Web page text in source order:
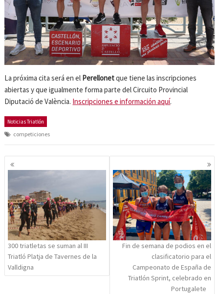
La próxima cita será en el Perellonetque tiene las inscripciones
abiertas y que igualmente forma parte del Circuito Provincial
Diputació de València. Inscripciones e información aquí.
Noticias Triatlón
competiciones
Navegación
de
300 triatletas se suman al III
Triatló Platja de Tavernes de la
Valldigna
Fin de semana de podios en el
clasificatorio para el
Campeonato de España de
Triatlón Sprint, celebrado en
Portugalete